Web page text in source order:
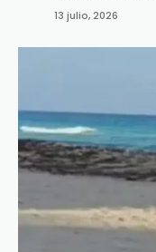
13 julio, 2026